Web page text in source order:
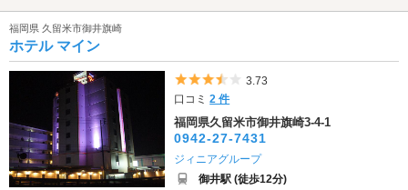
福岡県 久留米市御井旗崎
ホテル マイン
5つ星のうち3.5
3.73
口コミ2 件
福岡県久留米市御井旗崎3-4-1
0942-27-7431
ジィニアグループ
御井駅 (徒歩12分)